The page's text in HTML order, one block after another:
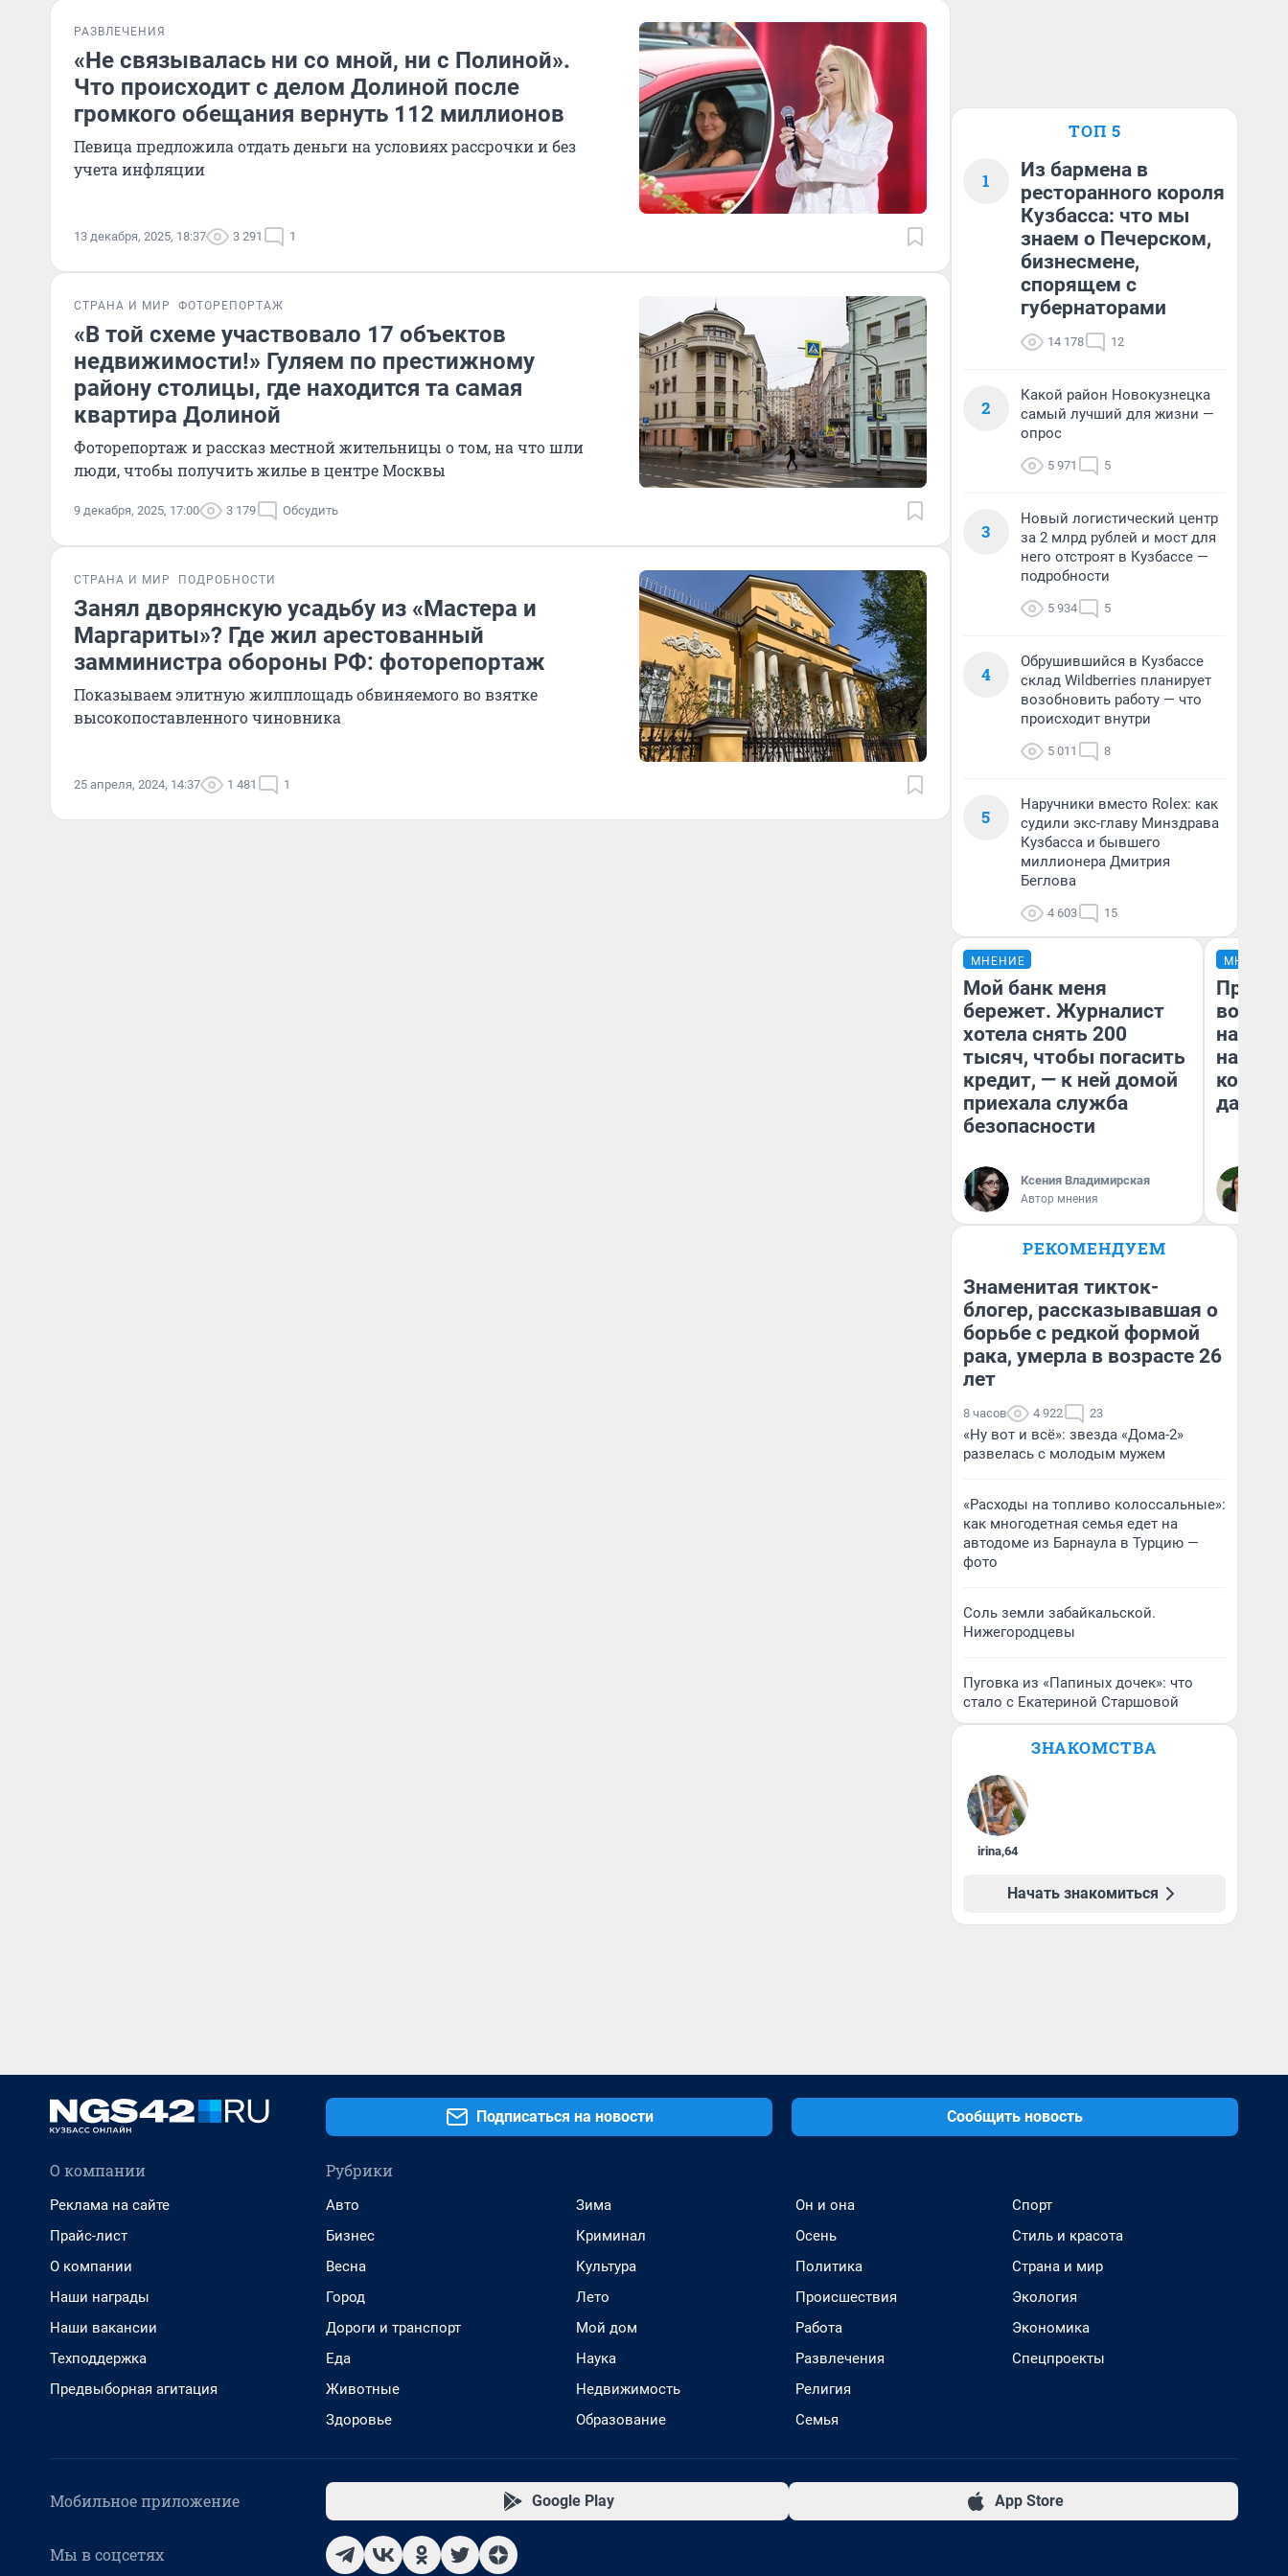
РАЗВЛЕЧЕНИЯ
«Не связывалась ни со мной, ни с Полиной».
Что происходит с делом Долиной после
громкого обещания вернуть 112 миллионов
Певица предложила отдать деньги на условиях рассрочки и без
учета инфляции
13 декабря, 2025, 18:37 3 291 1
СТРАНА И МИР ФОТОРЕПОРТАЖ
«В той схеме участвовало 17 объектов
недвижимости!» Гуляем по престижному
району столицы, где находится та самая
квартира Долиной
Фоторепортаж и рассказ местной жительницы о том, на что шли
люди, чтобы получить жилье в центре Москвы
9 декабря, 2025, 17:00 3 179 Обсудить
СТРАНА И МИР ПОДРОБНОСТИ
Занял дворянскую усадьбу из «Мастера и
Маргариты»? Где жил арестованный
замминистра обороны РФ: фоторепортаж
Показываем элитную жилплощадь обвиняемого во взятке
высокопоставленного чиновника
25 апреля, 2024, 14:37 1 481 1
ТОП 5
1
Из бармена в
ресторанного короля
Кузбасса: что мы
знаем о Печерском,
бизнесмене,
спорящем с
губернаторами
14 178 12
2
Какой район Новокузнецка
самый лучший для жизни —
опрос
5 971 5
3
Новый логистический центр
за 2 млрд рублей и мост для
него отстроят в Кузбассе —
подробности
5 934 5
4
Обрушившийся в Кузбассе
склад Wildberries планирует
возобновить работу — что
происходит внутри
5 011 8
5
Наручники вместо Rolex: как
судили экс-главу Минздрава
Кузбасса и бывшего
миллионера Дмитрия
Беглова
4 603 15
МНЕНИЕ
Мой банк меня
бережет. Журналист
хотела снять 200
тысяч, чтобы погасить
кредит, — к ней домой
приехала служба
безопасности
Ксения Владимирская
Автор мнения
МНЕНИЕ
нам
даже
РЕКОМЕНДУЕМ
Знаменитая тикток-
блогер, рассказывавшая о
борьбе с редкой формой
рака, умерла в возрасте 26
лет
8 часов 4 922 23
«Ну вот и всё»: звезда «Дома-2»
развелась с молодым мужем
«Расходы на топливо колоссальные»:
как многодетная семья едет на
автодоме из Барнаула в Турцию —
фото
Соль земли забайкальской.
Нижегородцевы
Пуговка из «Папиных дочек»: что
стало с Екатериной Старшовой
ЗНАКОМСТВА
irina,64
Начать знакомиться
Подписаться на новости Сообщить новость
О компании
Реклама на сайте
Прайс-лист
О компании
Наши награды
Наши вакансии
Техподдержка
Предвыборная агитация
Рубрики
Авто
Бизнес
Весна
Город
Дороги и транспорт
Еда
Животные
Здоровье
Зима
Криминал
Культура
Лето
Мой дом
Наука
Недвижимость
Образование
Он и она
Осень
Политика
Происшествия
Работа
Развлечения
Религия
Семья
Спорт
Стиль и красота
Страна и мир
Экология
Экономика
Спецпроекты
Мобильное приложение Google Play App Store
Мы в соцсетях